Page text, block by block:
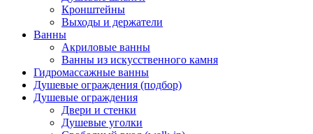
Кронштейны
Выходы и держатели
Ванны
Акриловые ванны
Ванны из искусственного камня
Гидромассажные ванны
Душевые ограждения (подбор)
Душевые ограждения
Двери и стенки
Душевые уголки